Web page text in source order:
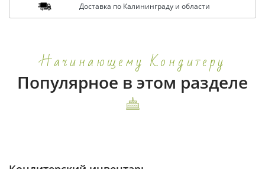
Доставка по Калининграду и области
Начинающему Кондитеру
Популярное в этом разделе